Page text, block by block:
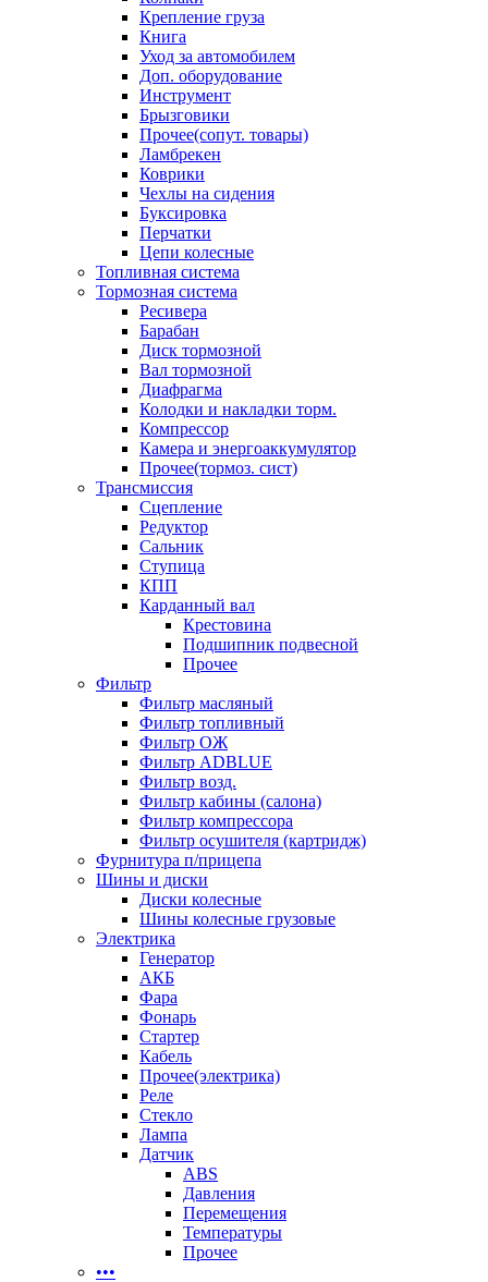
Крепление груза
Книга
Уход за автомобилем
Доп. оборудование
Инструмент
Брызговики
Прочее(сопут. товары)
Ламбрекен
Коврики
Чехлы на сидения
Буксировка
Перчатки
Цепи колесные
Топливная система
Тормозная система
Ресивера
Барабан
Диск тормозной
Вал тормозной
Диафрагма
Колодки и накладки торм.
Компрессор
Камера и энергоаккумулятор
Прочее(тормоз. сист)
Трансмиссия
Сцепление
Редуктор
Сальник
Ступица
КПП
Карданный вал
Крестовина
Подшипник подвесной
Прочее
Фильтр
Фильтр масляный
Фильтр топливный
Фильтр ОЖ
Фильтр ADBLUE
Фильтр возд.
Фильтр кабины (салона)
Фильтр компрессора
Фильтр осушителя (картридж)
Фурнитура п/прицепа
Шины и диски
Диски колесные
Шины колесные грузовые
Электрика
Генератор
АКБ
Фара
Фонарь
Стартер
Кабель
Прочее(электрика)
Реле
Стекло
Лампа
Датчик
ABS
Давления
Перемещения
Температуры
Прочее
•••